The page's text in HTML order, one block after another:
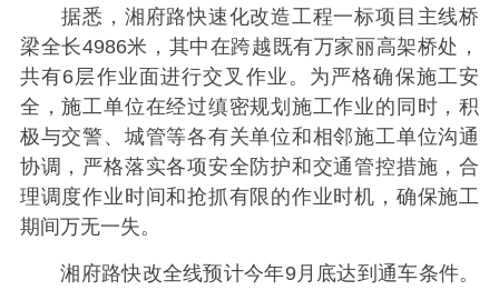
据悉，湘府路快速化改造工程一标项目主线桥
梁全长4986米，其中在跨越既有万家丽高架桥处，
共有6层作业面进行交叉作业。为严格确保施工安
全，施工单位在经过缜密规划施工作业的同时，积
极与交警、城管等各有关单位和相邻施工单位沟通
协调，严格落实各项安全防护和交通管控措施，合
理调度作业时间和抢抓有限的作业时机，确保施工
期间万无一失。
湘府路快改全线预计今年9月底达到通车条件。